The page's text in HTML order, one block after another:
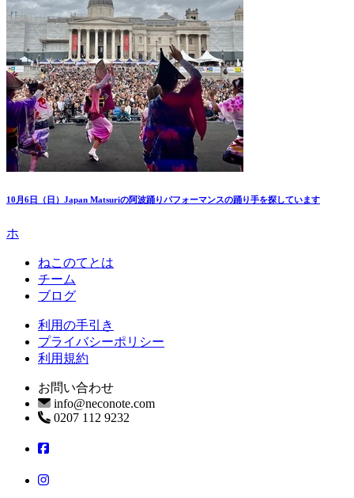
10月6日（日）Japan Matsuriの阿波踊りパフォーマンスの踊り手を探しています
ホ
ねこのてとは
チーム
ブログ
利用の手引き
プライバシーポリシー
利用規約
お問い合わせ
info@neconote.com
0207 112 9232